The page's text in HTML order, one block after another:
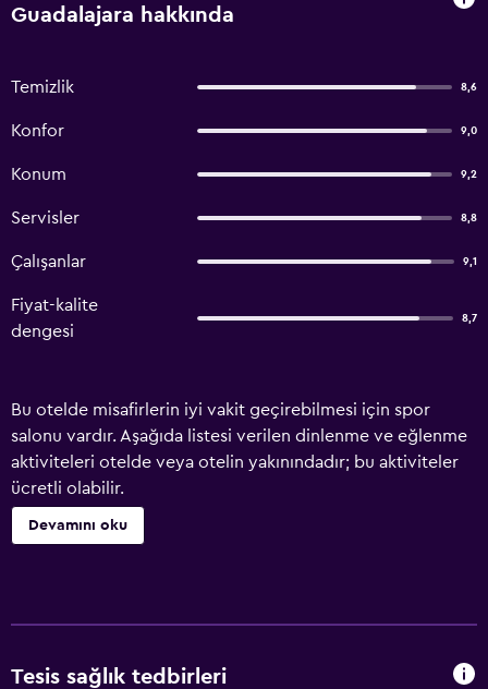
Guadalajara hakkında
Temizlik 8,6
Konfor 9,0
Konum 9,2
Servisler 8,8
Çalışanlar 9,1
Fiyat-kalite
dengesi
8,7
Bu otelde misafirlerin iyi vakit geçirebilmesi için spor
salonu vardır. Aşağıda listesi verilen dinlenme ve eğlenme
aktiviteleri otelde veya otelin yakınındadır; bu aktiviteler
ücretli olabilir.
Devamını oku
Tesis sağlık tedbirleri